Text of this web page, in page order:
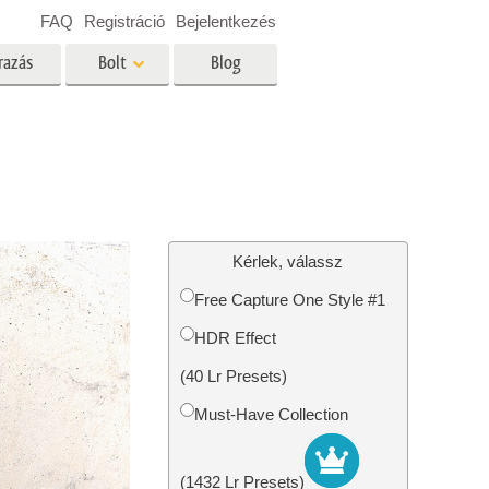
Szolgáltatások
Fotó -helyreállítási szolgáltatások
Bolt Blog
FAQ Registráció Bejelentkezés
Kérlek, válassz
Free Capture One Style #1
HDR Effect
(40 Lr Presets)
Must-Have Collection
(1432 Lr Presets)